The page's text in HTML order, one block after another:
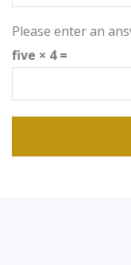
Please enter an
five × 4 =